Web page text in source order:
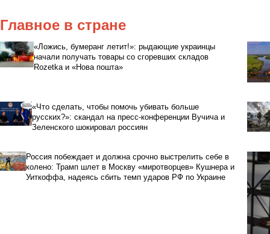
Главное в стране
«Ложись, бумеранг летит!»: рыдающие украинцы
начали получать товары со сгоревших складов
Rozetka и «Нова пошта»
«Что сделать, чтобы помочь убивать больше
русских?»: скандал на пресс-конференции Вучича и
Зеленского шокировал россиян
Россия побеждает и должна срочно выстрелить себе в
колено: Трамп шлет в Москву «миротворцев» Кушнера и
Уиткоффа, надеясь сбить темп ударов РФ по Украине